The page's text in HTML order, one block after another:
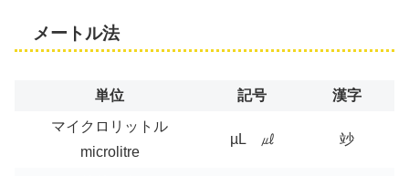
メートル法
単位 記号
漢字
マイクロリットル
microlitre
µL ㎕ 竗